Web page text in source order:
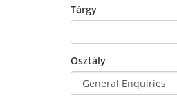
Tárgy
Osztály